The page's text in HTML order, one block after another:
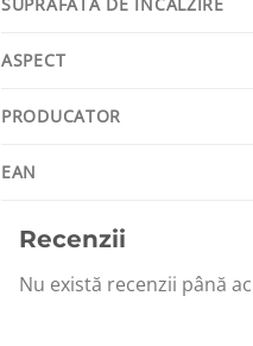
ASPECT
PRODUCATOR
EAN
Recenzii
Nu există recenzii până